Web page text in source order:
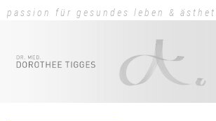
passion für gesundes leben &